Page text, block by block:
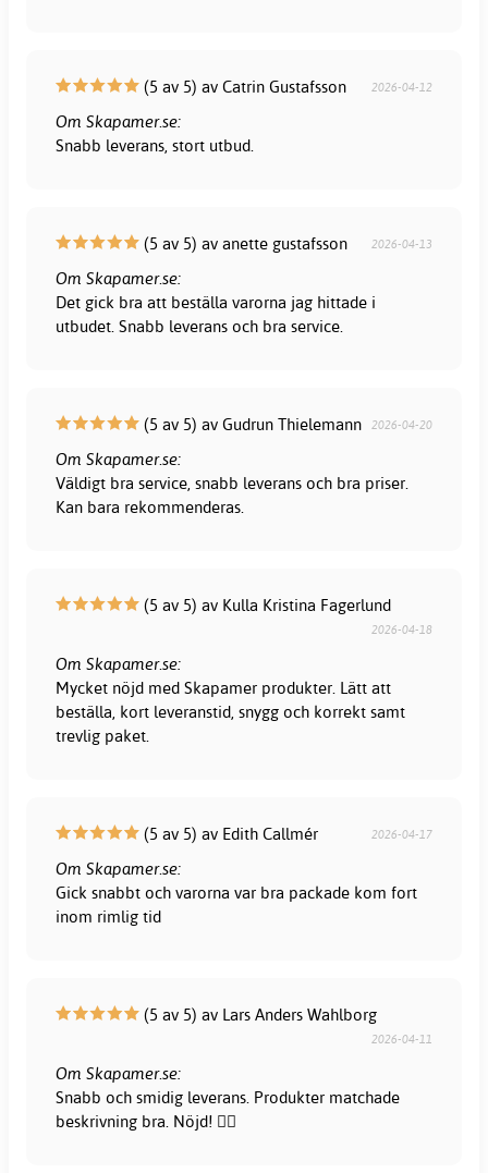
(5 av 5) av Catrin Gustafsson 2026-04-12
Om Skapamer.se:
Snabb leverans, stort utbud.
(5 av 5) av anette gustafsson 2026-04-13
Om Skapamer.se:
Det gick bra att beställa varorna jag hittade i
utbudet. Snabb leverans och bra service.
(5 av 5) av Gudrun Thielemann 2026-04-20
Om Skapamer.se:
Väldigt bra service, snabb leverans och bra priser.
Kan bara rekommenderas.
(5 av 5) av Kulla Kristina Fagerlund
2026-04-18
Om Skapamer.se:
Mycket nöjd med Skapamer produkter. Lätt att
beställa, kort leveranstid, snygg och korrekt samt
trevlig paket.
(5 av 5) av Edith Callmér 2026-04-17
Om Skapamer.se:
Gick snabbt och varorna var bra packade kom fort
inom rimlig tid
(5 av 5) av Lars Anders Wahlborg
2026-04-11
Om Skapamer.se:
Snabb och smidig leverans. Produkter matchade
beskrivning bra. Nöjd! 👍🏻